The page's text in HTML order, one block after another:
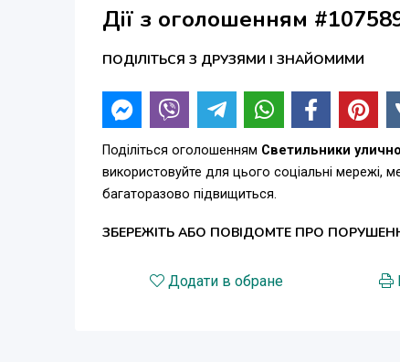
Дії з оголошенням
ПОДІЛІТЬСЯ З ДРУЗЯМИ І ЗНАЙОМИМИ
Поділіться оголошенням Светильники
використовуйте для цього соціальні
багаторазово підвищиться.
ЗБЕРЕЖІТЬ АБО ПОВІДОМТЕ ПРО
Додати в обране